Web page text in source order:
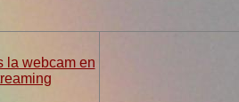
la webcam en